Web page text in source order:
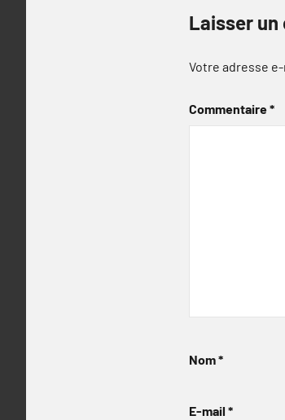
Laisser
Votre adresse
Commentaire*
Nom*
E-mail *